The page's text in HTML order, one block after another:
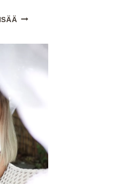
BENALMADENAN